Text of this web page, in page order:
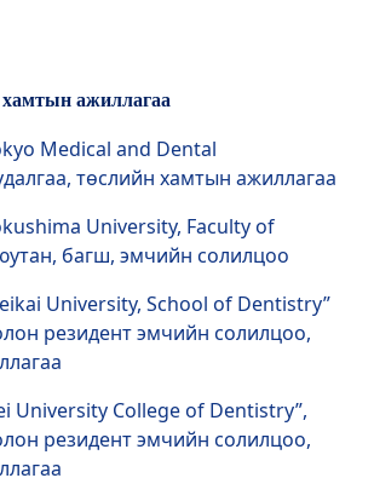
хамтын ажиллагаа
Medical and Dental
төслийн хамтын ажиллагаа
University, Faculty of
багш, эмчийн солилцоо
University, School of Dentistry”
резидент эмчийн солилцоо,
University College of Dentistry”,
резидент эмчийн солилцоо,